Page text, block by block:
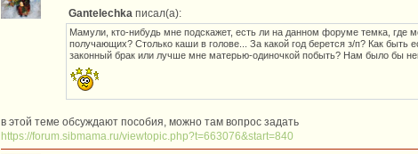
Gantelechkaписал(а):
Мамули, кто-нибудь мне подскажет, есть ли на данном форуме темка, где
получающих? Столько каши в голове... За какой год берется з/п? Как
законный брак или лучше мне матерью-одиночкой побыть? Нам было бы
в этой теме обсуждают пособия, можно там вопрос задать
https://forum.sibmama.ru/viewtopic.php?t=663076&start=840